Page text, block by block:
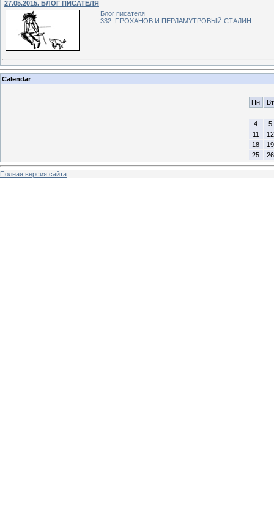
27.05.2015. БЛОГ ПИСАТЕЛЯ
Блог писателя
332. ПРОХАНОВ И ПЕРЛАМУТРОВЫЙ СТАЛИН
Calendar
Пн Вт
4
5
11
12
18
19
25
26
Полная версия сайта